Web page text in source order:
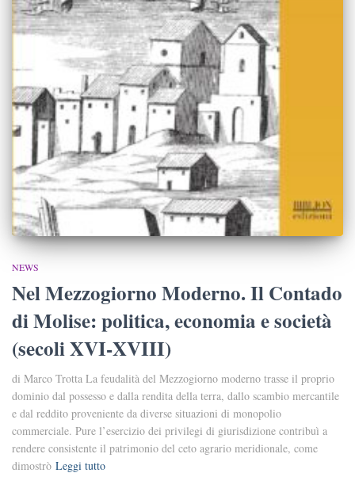
NEWS
Nel Mezzogiorno Moderno. Il Contado
di Molise: politica, economia e società
(secoli XVI-XVIII)
di Marco Trotta La feudalità del Mezzogiorno moderno trasse il proprio
dominio dal possesso e dalla rendita della terra, dallo scambio mercantile
e dal reddito proveniente da diverse situazioni di monopolio
commerciale. Pure l’esercizio dei privilegi di giurisdizione contribuì a
rendere consistente il patrimonio del ceto agrario meridionale, come
dimostrò Leggi tutto